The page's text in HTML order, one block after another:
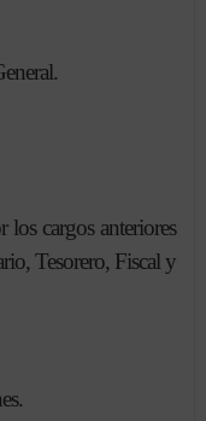
cargos anteriores
Tesorero, Fiscal y